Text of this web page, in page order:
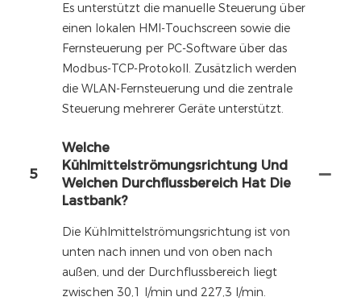
Es unterstützt die manuelle Steuerung über
einen lokalen HMI-Touchscreen sowie die
Fernsteuerung per PC-Software über das
Modbus-TCP-Protokoll. Zusätzlich werden
die WLAN-Fernsteuerung und die zentrale
Steuerung mehrerer Geräte unterstützt.
5
Welche
Kühlmittelströmungsrichtung Und
Welchen Durchflussbereich Hat Die
Lastbank?
Die Kühlmittelströmungsrichtung ist von
unten nach innen und von oben nach
außen, und der Durchflussbereich liegt
zwischen 30,1 l/min und 227,3 l/min.